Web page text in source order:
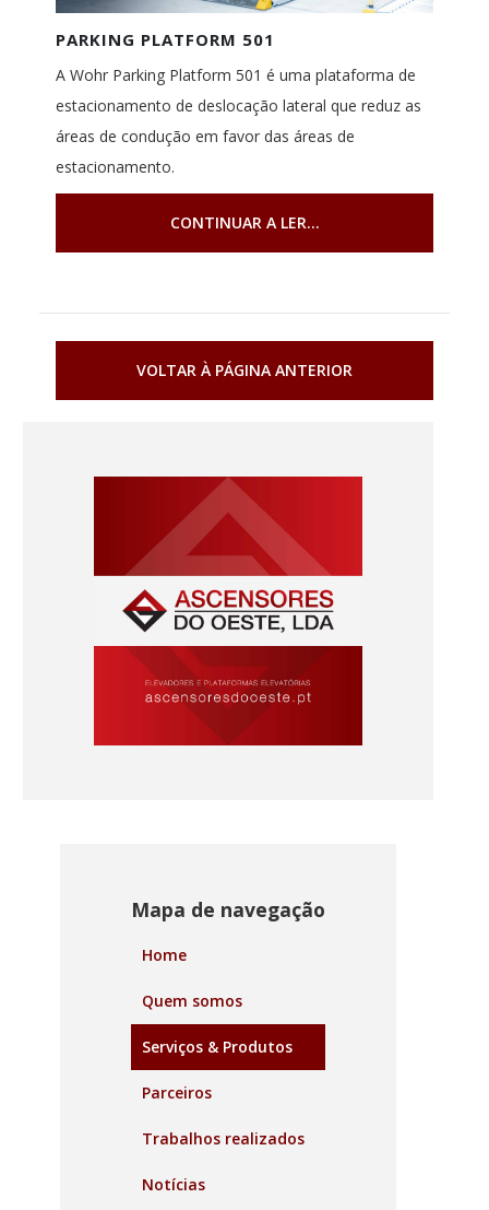
PARKING PLATFORM 501
A Wohr Parking Platform 501 é uma plataforma de
estacionamento de deslocação lateral que reduz as
áreas de condução em favor das áreas de
estacionamento.
CONTINUAR A LER...
VOLTAR À PÁGINA ANTERIOR
Mapa de navegação
Home
Quem somos
Serviços & Produtos
Parceiros
Trabalhos realizados
Notícias